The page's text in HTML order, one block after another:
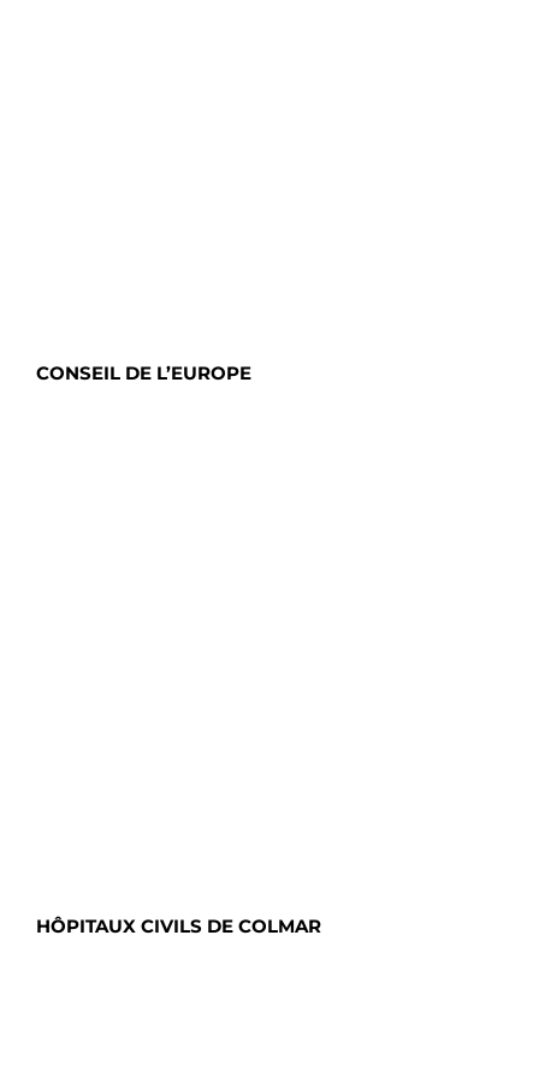
CONSEIL DE L’EUROPE
HÔPITAUX CIVILS DE COLMAR